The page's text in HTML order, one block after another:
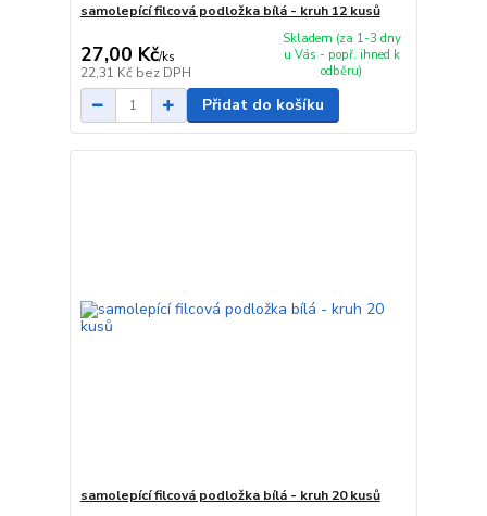
samolepící filcová podložka bílá - kruh 12 kusů
27,00 Kč/ks
22,31 Kč bez DPH
Skladem (za 1-3 dny
u Vás - popř. ihned k
odběru)
Přidat do košíku
samolepící filcová podložka bílá - kruh 20 kusů